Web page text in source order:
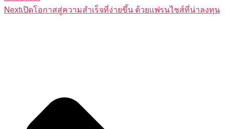
Nextเปิดโอกาสสู่ความสำเร็จที่ง่ายขึ้น ด้วยแฟรนไชส์ที่น่าลงทุน